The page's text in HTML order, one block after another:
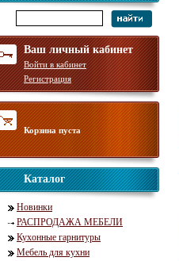
Ваш личный кабинет
Войти в кабинет
Регистрация
Корзина пуста
Каталог
Новинки
РАСПРОДАЖА МЕБЕЛИ
Кухонные гарнитуры
Мебель для кухни